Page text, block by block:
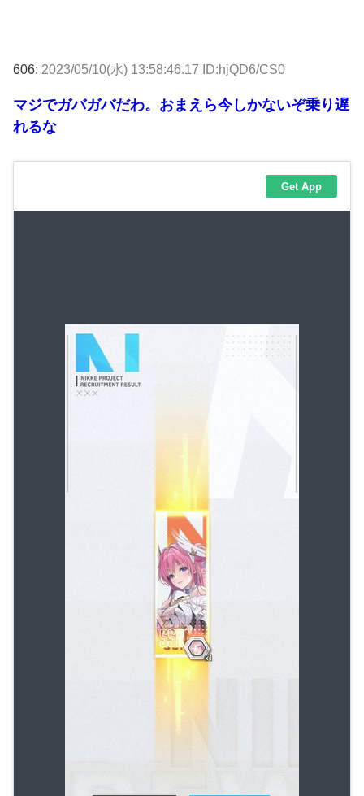
606: 2023/05/10(水) 13:58:46.17 ID:hjQD6/CS0
マジでガバガバだわ。おまえら今しかないぞ乗り遅
れるな